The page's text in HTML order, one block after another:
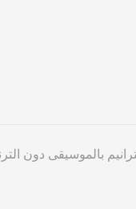
بالموسيقى دون